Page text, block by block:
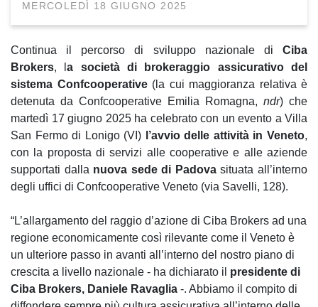
MERCOLEDÌ 18 GIUGNO 2025
Continua il percorso di sviluppo nazionale di Ciba
Brokers, la società di brokeraggio assicurativo del
sistema Confcooperative(la cui maggioranza relativa è
detenuta da Confcooperative Emilia Romagna, ndr) che
martedì 17 giugno 2025 ha celebrato con un evento a Villa
San Fermo di Lonigo (VI)
l’avvio delle attività in Veneto,
con la proposta di servizi alle cooperative e alle aziende
supportati dalla nuova sede di Padovasituata all’interno
degli uffici di Confcooperative Veneto (via Savelli, 128).
“L’allargamento del raggio d’azione di Ciba Brokers ad una
regione economicamente così rilevante come il Veneto è
un ulteriore passo in avanti all’interno del nostro piano di
crescita a livello nazionale - ha dichiarato il presidente di
Ciba Brokers, Daniele Ravaglia -. Abbiamo il compito di